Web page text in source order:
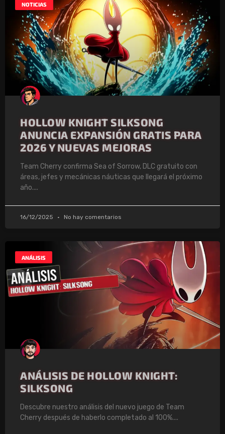
NOTICIAS
HOLLOW KNIGHT SILKSONG
ANUNCIA EXPANSIÓN GRATIS PARA
2026 Y NUEVAS MEJORAS
Team Cherry confirma Sea of Sorrow, DLC gratuito con
áreas, jefes y mecánicas náuticas que llegará el próximo
año.
16/12/2025 No hay comentarios
ANÁLISIS
ANÁLISIS DE HOLLOW KNIGHT:
SILKSONG
Descubre nuestro análisis del nuevo juego de Team
Cherry después de haberlo completado al 100%.